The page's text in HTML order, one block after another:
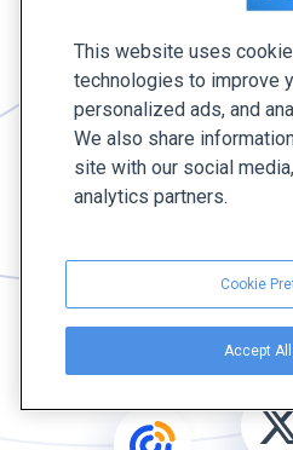
This website uses
technologies to improve
personalized ads, and
We also share
site with our social
analytics partners.
Cookie
Accept